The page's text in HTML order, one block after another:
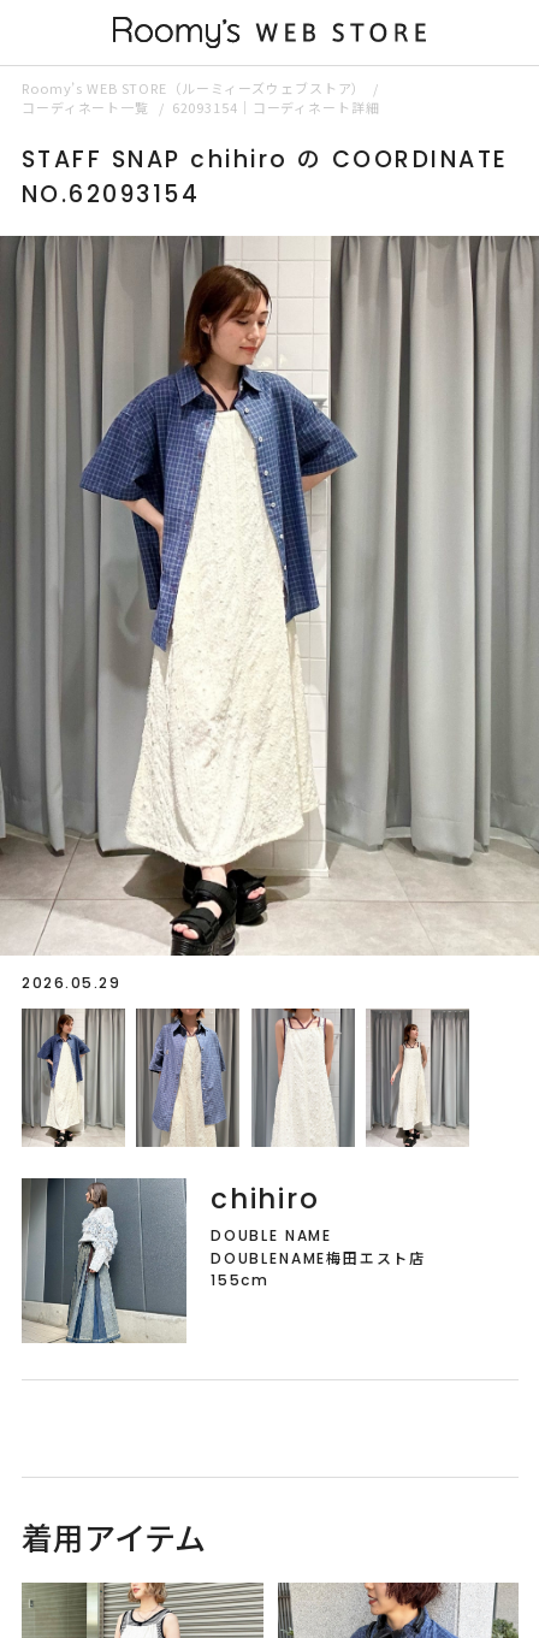
Roomy’s WEB STORE（ルーミィーズウェブストア）
コーディネート一覧
62093154｜コーディネート詳細
STAFF SNAP chihiro の COORDINATE
NO.62093154
2026.05.29
chihiro
DOUBLE NAME
DOUBLENAME梅田エスト店
155cm
着用アイテム